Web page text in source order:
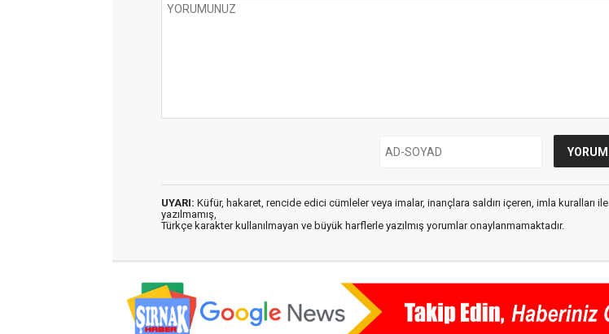
UYARI: Küfür, hakaret, rencide edici cümleler veya imalar, inançlara saldırı içeren, imla kuralları ile
yazılmamış,
Türkçe karakter kullanılmayan ve büyük harflerle yazılmış yorumlar onaylanmamaktadır.